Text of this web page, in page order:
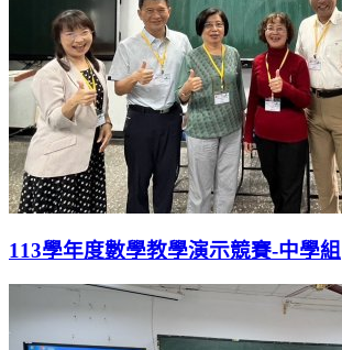
113學年度數學教學演示競賽-中學組